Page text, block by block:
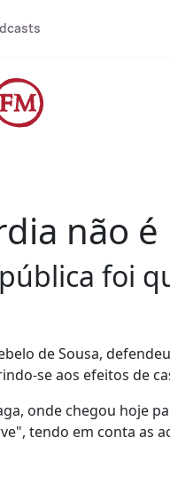
não
foi
de Sousa,
se aos efeitos de
onde chegou hoje
tendo em conta as